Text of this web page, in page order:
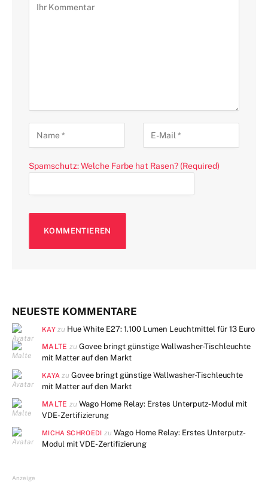
Spamschutz: Welche Farbe hat Rasen? (Required)
NEUESTE KOMMENTARE
KAY zu Hue White E27: 1.100 Lumen Leuchtmittel für 13 Euro
MALTE zu Govee bringt günstige Wallwasher-Tischleuchte
mit Matter auf den Markt
KAYA zuGovee bringt günstige Wallwasher-Tischleuchte
mit Matter auf den Markt
MALTE zu Wago Home Relay: Erstes Unterputz-Modul mit
VDE-Zertifizierung
MICHA SCHROEDI zu Wago Home Relay: Erstes Unterputz-
Modul mit VDE-Zertifizierung
Anzeige